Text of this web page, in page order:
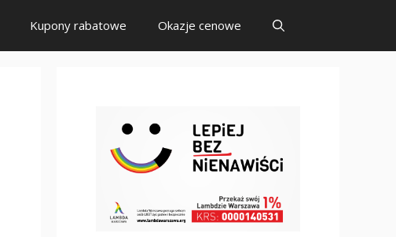
Kupony rabatowe Okazje cenowe